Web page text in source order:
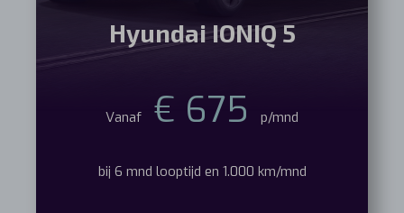
Hyundai IONIQ 5
Vanaf € 675 p/mnd
bij 6 mnd looptijd en 1.000 km/mnd